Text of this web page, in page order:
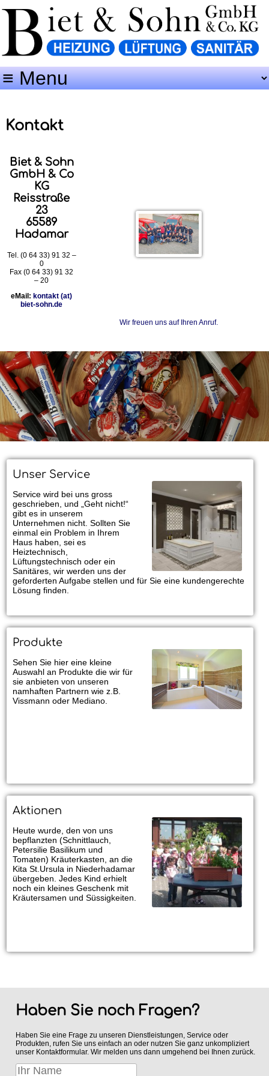
Kontakt
Biet & Sohn
GmbH & Co
KG
Reisstraße
23
65589
Hadamar
Tel. (0 64 33) 91 32 –
0
Fax (0 64 33) 91 32
– 20
eMail: kontakt (at)
biet-sohn.de
Wir freuen uns auf Ihren Anruf.
Unser Service
Service wird bei uns gross
geschrieben, und „Geht nicht!“
gibt es in unserem
Unternehmen nicht. Sollten Sie
einmal ein Problem in Ihrem
Haus haben, sei es
Heiztechnisch,
Lüftungstechnisch oder ein
Sanitäres, wir werden uns der
geforderten Aufgabe stellen und für Sie eine kundengerechte
Lösung finden.
Produkte
Sehen Sie hier eine kleine
Auswahl an Produkte die wir für
sie anbieten von unseren
namhaften Partnern wie z.B.
Vissmann oder Mediano.
Aktionen
Heute wurde, den von uns
bepflanzten (Schnittlauch,
Petersilie Basilikum und
Tomaten) Kräuterkasten, an die
Kita St.Ursula in Niederhadamar
übergeben. Jedes Kind erhielt
noch ein kleines Geschenk mit
Kräutersamen und Süssigkeiten.
Haben Sie noch Fragen?
Haben Sie eine Frage zu unseren Dienstleistungen, Service oder
Produkten, rufen Sie uns einfach an oder nutzen Sie ganz unkompliziert
unser Kontaktformular. Wir melden uns dann umgehend bei Ihnen zurück.